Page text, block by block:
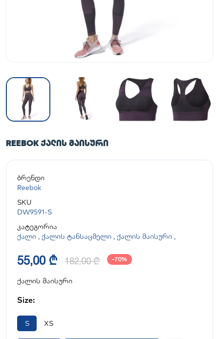
REEBOK ᲥᲐᲚᲘᲡ ᲛᲐᲘᲡᲣᲠᲘ
ბრენდი
Reebok
SKU
DW9591-S
კატეგორია
ქალი , ქალის ტანსაცმელი , ქალის მაისური ,
55,00 ₾ 182,00 ₾ -70%
ქალის მაისური
Size:
S XS